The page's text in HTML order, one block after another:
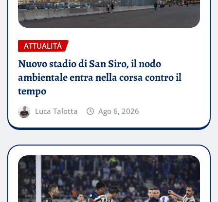
ATTUALITÀ
Nuovo stadio di San Siro, il nodo
ambientale entra nella corsa contro il
tempo
Luca Talotta Ago 6, 2026